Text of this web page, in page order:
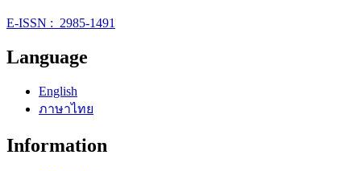
E-ISSN : 2985-1491
Language
English
ภาษาไทย
Information